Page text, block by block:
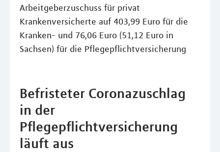
Arbeitgeberzuschuss für privat
Krankenversicherte auf 403,99 Euro für die
Kranken- und 76,06 Euro (51,12 Euro in
Sachsen) für die Pflegepflichtversicherung
Befristeter Coronazuschlag
in der
Pflegepflichtversicherung
läuft aus